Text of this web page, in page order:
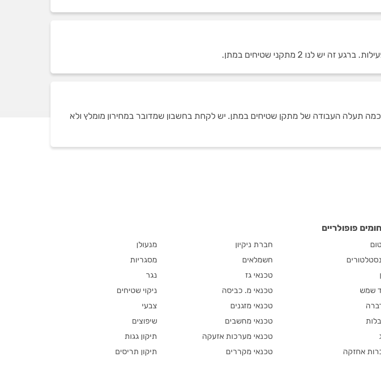
2 מתקני שטיחים במתן.
כמה תעלה העבודה של מתקן שטיחים במתן. יש לקחת בחשבון שמדובר במחירון מומלץ ולא
פופולריים
שמש
אחזקה
חברת ניקיון
חשמלאים
טכנאי גז
טכנאי מ. כביסה
טכנאי מזגנים
טכנאי מחשבים
טכנאי מערכות אזעקה
טכנאי מקררים
מנעולן
מסגריות
נגר
ניקוי שטיחים
צבעי
שיפוצים
תיקון גגות
תיקון תריסים